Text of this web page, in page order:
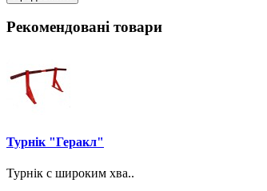
Рекомендовані товари
Турнік "Геракл"
Турнік c широким хва..